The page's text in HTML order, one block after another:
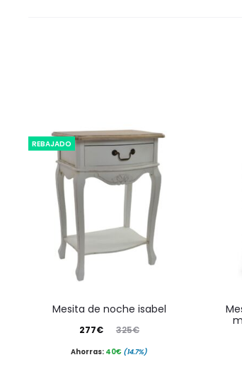
REBAJADO
mesita de noche isabel
325€
El
precio
277€
precioAhorras: 40€ (14.7%)
mesita de noche 45x38x49